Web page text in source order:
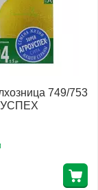
749/753